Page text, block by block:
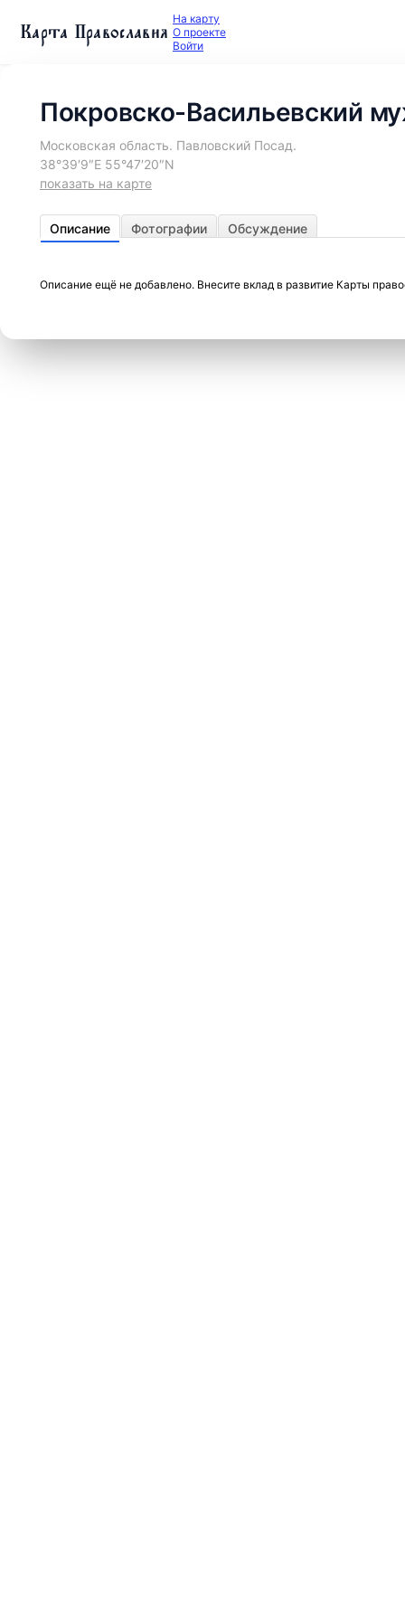
Карта Православия На карту
О проекте
Войти
Покровско-Васильевский
Московская область. Павловский Посад.
38°39′9″E 55°47′20″N
показать на карте
Описание Фотографии Обсуждение
Описание ещё не добавлено. Внесите вклад в развитие Карты